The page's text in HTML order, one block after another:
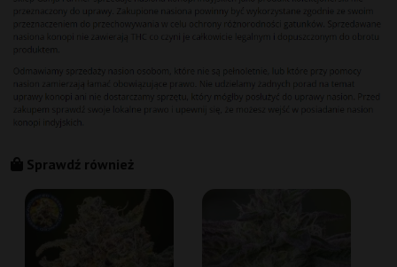
Sprawdź również